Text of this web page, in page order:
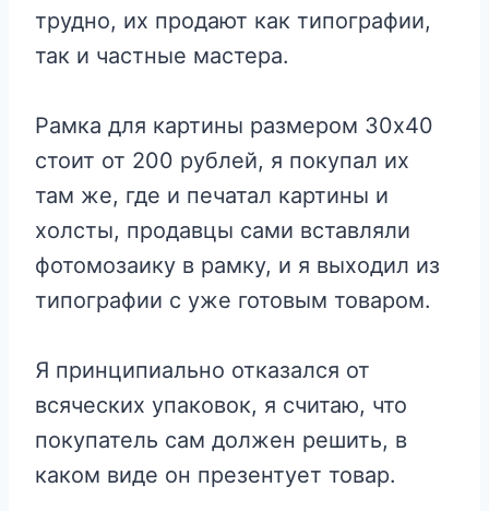
трудно, их продают как типографии,
так и частные мастера.
Рамка для картины размером 30х40
стоит от 200 рублей, я покупал их
там же, где и печатал картины и
холсты, продавцы сами вставляли
фотомозаику в рамку, и я выходил из
типографии с уже готовым товаром.
Я принципиально отказался от
всяческих упаковок, я считаю, что
покупатель сам должен решить, в
каком виде он презентует товар.